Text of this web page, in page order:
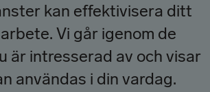
kan effektivisera ditt
Vi går igenom de
är intresserad av och visar
användas i din vardag.